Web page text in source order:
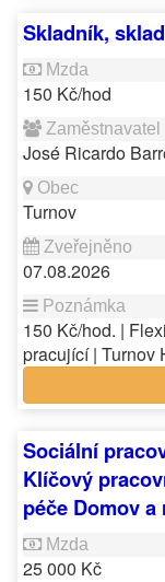
Skladník,
150 Kč/hod
José Ricardo
Turnov
07.08.2026
150 Kč/hod. |
pracující |
Sociální
Klíčový
péče Domov
25 000 Kč